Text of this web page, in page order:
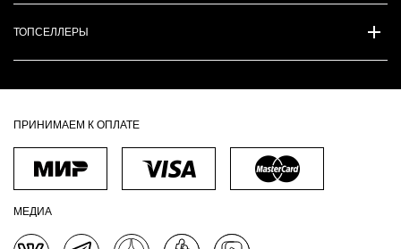
ТОПСЕЛЛЕРЫ
ПРИНИМАЕМ К ОПЛАТЕ
МЕДИА